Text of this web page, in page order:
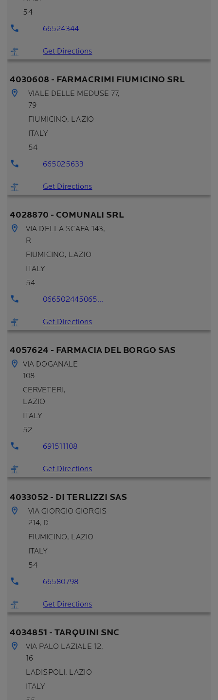
54
66524344
Get Directions
4030608 - FARMACRIMI FIUMICINO SRL
VIALE DELLE MEDUSE 77,
79
FIUMICINO, LAZIO
ITALY
54
665025633
Get Directions
4028870 - COMUNALI SRL
VIA DELLA SCAFA 143,
R
FIUMICINO, LAZIO
ITALY
54
066502445065...
Get Directions
4057624 - FARMACIA DEL BORGO SAS
VIA DOGANALE
108
CERVETERI,
LAZIO
ITALY
52
691511108
Get Directions
4033052 - DI TERLIZZI SAS
VIA GIORGIO GIORGIS
214, D
FIUMICINO, LAZIO
ITALY
54
66580798
Get Directions
4034851 - TARQUINI SNC
VIA PALO LAZIALE 12,
16
LADISPOLI, LAZIO
ITALY